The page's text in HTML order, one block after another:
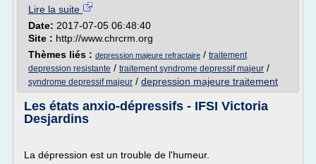
Lire la suite
Date: 2017-07-05 06:48:40
Site : http://www.chrcrm.org
Thèmes liés : depression majeure refractaire / traitement
depression resistante / traitement syndrome depressif majeur /
syndrome depressif majeur / depression majeure traitement
Les états anxio-dépressifs - IFSI Victoria
Desjardins
La dépression est un trouble de l'humeur.